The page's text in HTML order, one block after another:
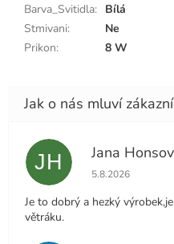
Barva_Svitidla: Bílá
Stmivani:
Ne
Prikon: 8 W
JH Jana
Hodnocení
5.8.2026
Je to dobrý a hezký
větráku.